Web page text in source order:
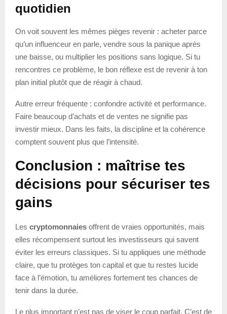
quotidien
On voit souvent les mêmes pièges revenir : acheter parce
qu’un influenceur en parle, vendre sous la panique après
une baisse, ou multiplier les positions sans logique. Si tu
rencontres ce problème, le bon réflexe est de revenir à ton
plan initial plutôt que de réagir à chaud.
Autre erreur fréquente : confondre activité et performance.
Faire beaucoup d’achats et de ventes ne signifie pas
investir mieux. Dans les faits, la discipline et la cohérence
comptent souvent plus que l’intensité.
Conclusion : maîtrise tes
décisions pour sécuriser tes
gains
Les cryptomonnaies offrent de vraies opportunités, mais
elles récompensent surtout les investisseurs qui savent
éviter les erreurs classiques. Si tu appliques une méthode
claire, que tu protèges ton capital et que tu restes lucide
face à l’émotion, tu améliores fortement tes chances de
tenir dans la durée.
Le plus important n’est pas de viser le coup parfait. C’est de